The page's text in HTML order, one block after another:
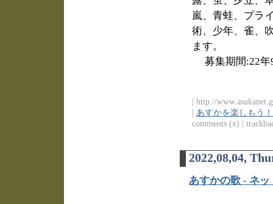
嵐、青蛙、プラ
術、少年、雀、
ます。
募集期間:22
| http://
| あすかを楽しもう
comments (x) |
2022,08,04,
あすかの歌 - ネ